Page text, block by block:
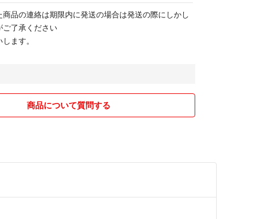
品の連絡は期限内に発送の場合は発送の際にしかし
了承ください
ます。
商品について質問する